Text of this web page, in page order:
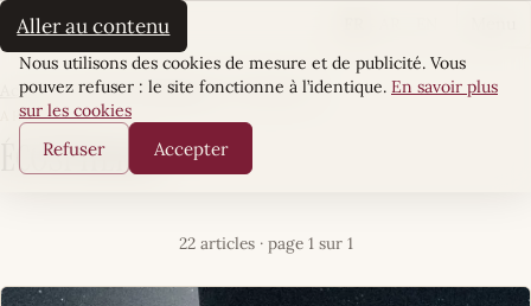
Aller au contenu
La Sultane
Accueil·Pouvoir & Influence·ÉcoSphères
ARTICLES
ÉcoSphères
22 articles · page 1 sur 1
Cookies
Nous utilisons des cookies de mesure et de publicité. Vous
pouvez refuser : le site fonctionne à l’identique. En savoir plus
sur les cookies
Refuser Accepter